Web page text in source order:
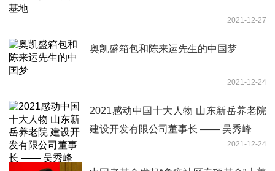
2021-12-27
奥凯盛箱包和陈来运先生的中国梦
2021-12-24
2021感动中国十大人物 山东新岳养老院
建设开发有限公司董事长 —— 吴秀峰
2021-12-24